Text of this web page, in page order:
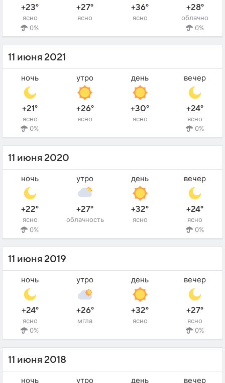
+23°
ясно
0%
+27°
ясно
+36°
ясно
+28°
облачно
0%
11 июня 2021
ночь
+21°
ясно
0%
утро
+26°
ясно
день
+30°
ясно
вечер
+24°
ясно
0%
11 июня 2020
ночь
+22°
ясно
0%
утро
+27°
облачность
день
+32°
ясно
вечер
+24°
ясно
0%
11 июня 2019
ночь
+24°
ясно
0%
утро
+26°
мгла
день
+32°
ясно
вечер
+27°
ясно
0%
11 июня 2018
ночь утро день вечер